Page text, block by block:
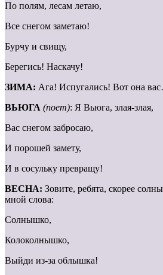
По полям, лесам летаю,
Все снегом заметаю!
Бурчу и свищу,
Берегись! Наскачу!
ЗИМА: Ага! Испугались! Вот она
ВЬЮГА (поет): Я Вьюга, злая-злая,
Вас снегом забросаю,
И порошей замету,
И в сосульку превращу!
ВЕСНА: Зовите, ребята, скорее
мной слова:
Солнышко,
Колоколнышко,
Выйди из-за облышка!